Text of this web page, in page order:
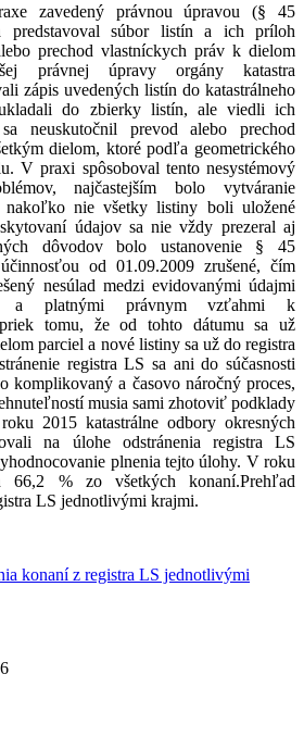
zavedený právnou úpravou (§ 45
predstavoval súbor listín a ich príloh
prechod vlastníckych práv k dielom
právnej úpravy orgány katastra
zápis uvedených listín do katastrálneho
do zbierky listín, ale viedli ich
neuskutočnil prevod alebo prechod
dielom, ktoré podľa geometrického
V praxi spôsoboval tento nesystémový
najčastejším bolo vytváranie
nakoľko nie všetky listiny boli uložené
údajov sa nie vždy prezeral aj
dôvodov bolo ustanovenie § 45
od 01.09.2009 zrušené, čím
nesúlad medzi evidovanými údajmi
a platnými právnym vzťahmi k
tomu, že od tohto dátumu sa už
parciel a nové listiny sa už do registra
registra LS sa ani do súčasnosti
komplikovaný a časovo náročný proces,
musia sami zhotoviť podklady
2015 katastrálne odbory okresných
na úlohe odstránenia registra LS
plnenia tejto úlohy. V roku
66,2 % zo všetkých konaní.Prehľad
LS jednotlivými krajmi.
konaní z registra LS jednotlivými